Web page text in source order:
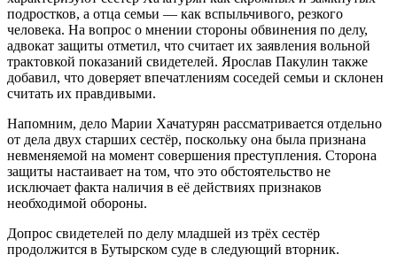
подростков, а отца семьи — как вспыльчивого, резкого
человека. На вопрос о мнении стороны обвинения по делу,
адвокат защиты отметил, что считает их заявления вольной
трактовкой показаний свидетелей. Ярослав Пакулин также
добавил, что доверяет впечатлениям соседей семьи и склонен
считать их правдивыми.
Напомним, дело Марии Хачатурян рассматривается отдельно
от дела двух старших сестёр, поскольку она была признана
невменяемой на момент совершения преступления. Сторона
защиты настаивает на том, что это обстоятельство не
исключает факта наличия в её действиях признаков
необходимой обороны.
Допрос свидетелей по делу младшей из трёх сестёр
продолжится в Бутырском суде в следующий вторник.